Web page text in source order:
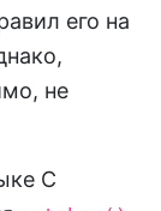
его на
не
C